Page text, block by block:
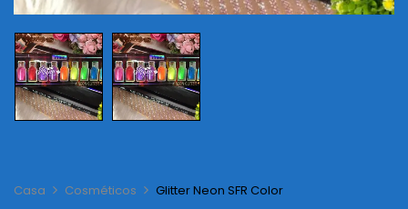
Casa Cosméticos Glitter Neon SFR Color